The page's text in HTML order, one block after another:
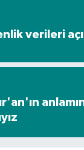
verileri